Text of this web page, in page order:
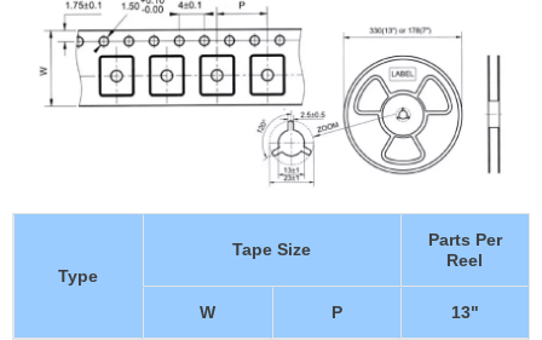
Type
Tape Size
Parts Per
Reel
W P 13"